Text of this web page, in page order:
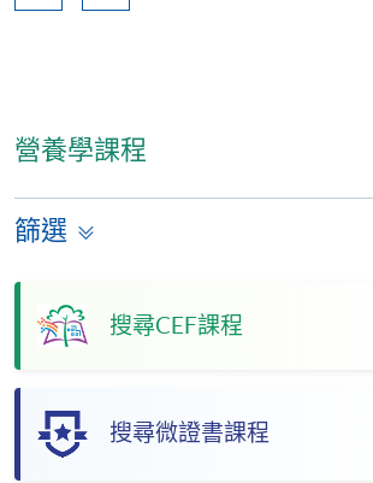
營養學課程
篩選
搜尋CEF課程
搜尋微證書課程